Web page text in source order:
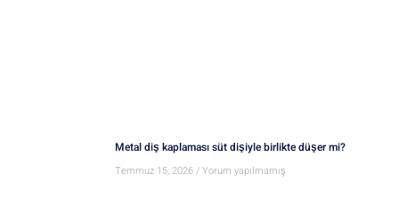
Metal diş kaplaması süt dişiyle birlikte düşer mi?
Temmuz 15, 2026 Yorum yapılmamış